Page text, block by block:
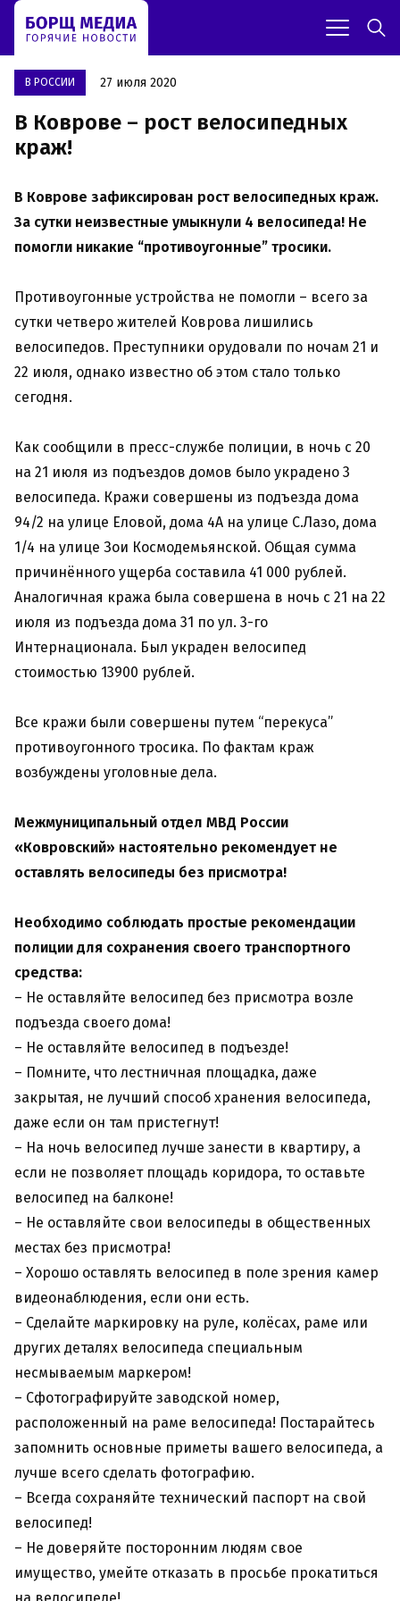
В РОССИИ 27 июля 2020
В Коврове – рост велосипедных
краж!
В Коврове зафиксирован рост велосипедных краж.
За сутки неизвестные умыкнули 4 велосипеда! Не
помогли никакие “противоугонные” тросики.
Противоугонные устройства не помогли – всего за
сутки четверо жителей Коврова лишились
велосипедов. Преступники орудовали по ночам 21 и
22 июля, однако известно об этом стало только
сегодня.
Как сообщили в пресс-службе полиции, в ночь с 20
на 21 июля из подъездов домов было украдено 3
велосипеда. Кражи совершены из подъезда дома
94/2 на улице Еловой, дома 4А на улице С.Лазо, дома
1/4 на улице Зои Космодемьянской. Общая сумма
причинённого ущерба составила 41 000 рублей.
Аналогичная кража была совершена в ночь с 21 на 22
июля из подъезда дома 31 по ул. 3-го
Интернационала. Был украден велосипед
стоимостью 13900 рублей.
Все кражи были совершены путем “перекуса”
противоугонного тросика. По фактам краж
возбуждены уголовные дела.
Межмуниципальный отдел МВД России
«Ковровский» настоятельно рекомендует не
оставлять велосипеды без присмотра!
Необходимо соблюдать простые рекомендации
полиции для сохранения своего транспортного
средства:
– Не оставляйте велосипед без присмотра возле
подъезда своего дома!
– Не оставляйте велосипед в подъезде!
– Помните, что лестничная площадка, даже
закрытая, не лучший способ хранения велосипеда,
даже если он там пристегнут!
– На ночь велосипед лучше занести в квартиру, а
если не позволяет площадь коридора, то оставьте
велосипед на балконе!
– Не оставляйте свои велосипеды в общественных
местах без присмотра!
– Хорошо оставлять велосипед в поле зрения камер
видеонаблюдения, если они есть.
– Сделайте маркировку на руле, колёсах, раме или
других деталях велосипеда специальным
несмываемым маркером!
– Сфотографируйте заводской номер,
расположенный на раме велосипеда! Постарайтесь
запомнить основные приметы вашего велосипеда, а
лучше всего сделать фотографию.
– Всегда сохраняйте технический паспорт на свой
велосипед!
– Не доверяйте посторонним людям свое
имущество, умейте отказать в просьбе прокатиться